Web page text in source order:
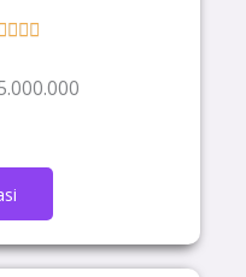
Rated
out
5